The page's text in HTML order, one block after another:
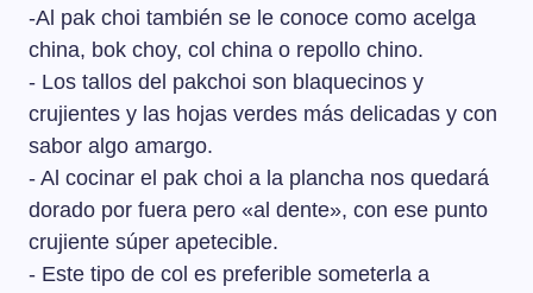
-Al pak choi también se le conoce como acelga
china, bok choy, col china o repollo chino.
- Los tallos del pakchoi son blaquecinos y
crujientes y las hojas verdes más delicadas y con
sabor algo amargo.
- Al cocinar el pak choi a la plancha nos quedará
dorado por fuera pero «al dente», con ese punto
crujiente súper apetecible.
- Este tipo de col es preferible someterla a